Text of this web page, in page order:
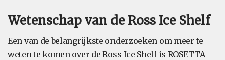
Wetenschap van de Ross Ice Shelf
Een van de belangrijkste onderzoeken om meer te
weten te komen over de Ross Ice Shelf is ROSETTA